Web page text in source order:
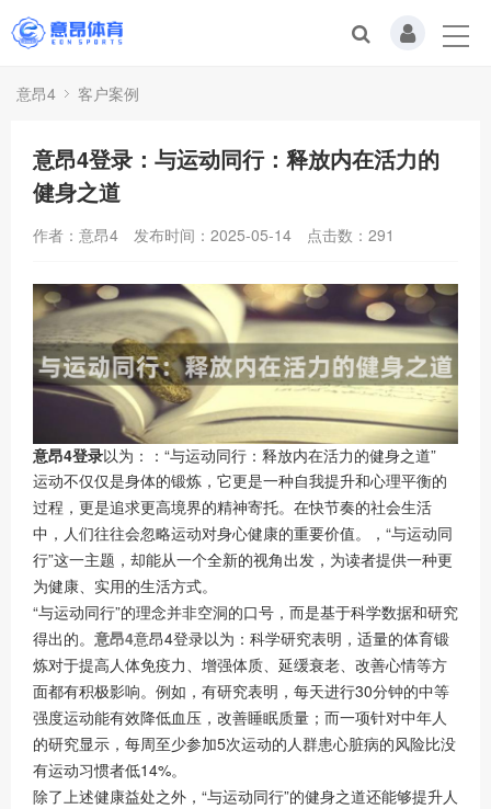
意昂4 客户案例
意昂4登录：与运动同行：释放内在活力的
健身之道
作者：意昂4 发布时间：2025-05-14 点击数： 291
意昂4登录以为：：“与运动同行：释放内在活力的健身之道”
运动不仅仅是身体的锻炼，它更是一种自我提升和心理平衡的
过程，更是追求更高境界的精神寄托。在快节奏的社会生活
中，人们往往会忽略运动对身心健康的重要价值。，“与运动同
行”这一主题，却能从一个全新的视角出发，为读者提供一种更
为健康、实用的生活方式。
“与运动同行”的理念并非空洞的口号，而是基于科学数据和研究
得出的。 意昂4意昂4登录以为：科学研究表明，适量的体育锻
炼对于提高人体免疫力、增强体质、延缓衰老、改善心情等方
面都有积极影响。例如，有研究表明，每天进行30分钟的中等
强度运动能有效降低血压，改善睡眠质量；而一项针对中年人
的研究显示，每周至少参加5次运动的人群患心脏病的风险比没
有运动习惯者低14%。
除了上述健康益处之外，“与运动同行”的健身之道还能够提升人